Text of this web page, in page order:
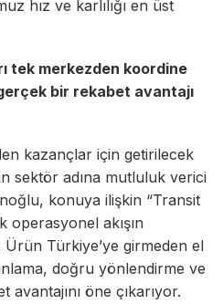
hız ve karlılığı en üst
tek merkezden koordine
bir rekabet avantajı
kazançlar için getirilecek
sektör adına mutluluk verici
konuya ilişkin “Transit
operasyonel akışın
Türkiye’ye girmeden el
doğru yönlendirme ve
avantajını öne çıkarıyor.